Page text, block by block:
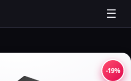
☰
-19%